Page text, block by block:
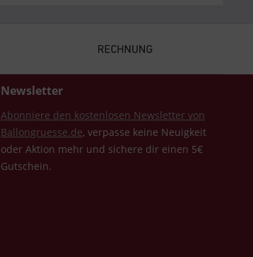
Newsletter
Abonniere den kostenlosen Newsletter von
Ballongruesse.de, verpasse keine Neuigkeit
oder Aktion mehr und sichere dir einen 5€
Gutschein.